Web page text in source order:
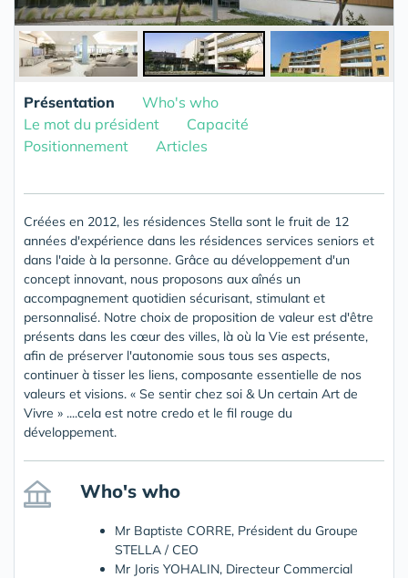
Présentation
Who's who
Le mot du président
Capacité
Positionnement
Articles
Créées en 2012, les résidences Stella sont le fruit de 12
années d'expérience dans les résidences services seniors et
dans l'aide à la personne. Grâce au développement d'un
concept innovant, nous proposons aux aînés un
accompagnement quotidien sécurisant, stimulant et
personnalisé. Notre choix de proposition de valeur est d'être
présents dans les cœur des villes, là où la Vie est présente,
afin de préserver l'autonomie sous tous ses aspects,
continuer à tisser les liens, composante essentielle de nos
valeurs et visions. « Se sentir chez soi & Un certain Art de
Vivre » ....cela est notre credo et le fil rouge du
développement.
Who's who
Mr Baptiste CORRE, Président du Groupe
STELLA / CEO
Mr Joris YOHALIN, Directeur Commercial